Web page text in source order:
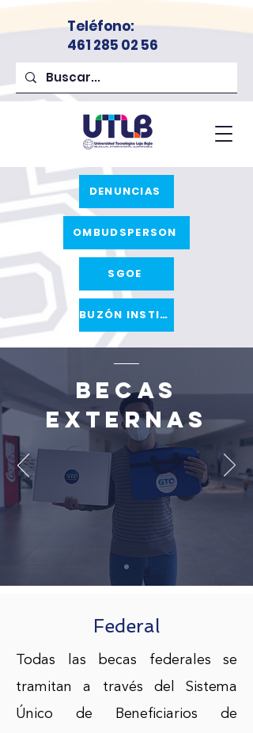
Teléfono:
461 285 02 56
OMBUDSPERSON
SGOE
BUZÓN INSTITUCIONAL
DENUNCIAS
BECAs
externas
Federal
Todas las becas federales se
tramitan a través del Sistema
Único de Beneficiarios de